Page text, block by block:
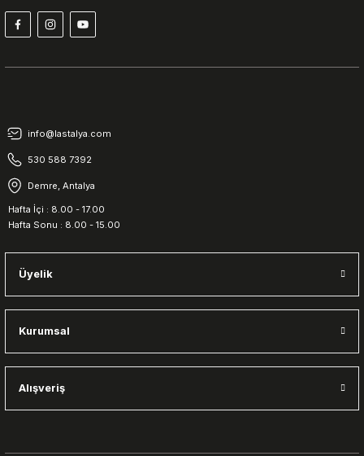
info@lastalya.com
530 588 7392
Demre, Antalya
Hafta İçi : 8.00 - 17.00
Hafta Sonu : 8.00 - 15.00
Üyelik
Kurumsal
Alışveriş